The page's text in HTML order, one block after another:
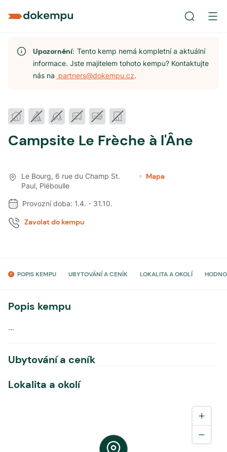
Upozornění:Tento kemp nemá kompletní a aktuální
informace. Jste majitelem tohoto kempu? Kontaktujte
nás na partners@dokempu.cz.
Campsite Le Frèche à l'Âne
Le Bourg, 6 rue du Champ St.
Paul, Pléboulle
Mapa
Provozní doba: 1.4. - 31.10.
Zavolat do kempu
POPIS KEMPU UBYTOVÁNÍ A CENÍK LOKALITA A OKOLÍ
Popis kempu
...
Ubytování a ceník
Lokalita a okolí